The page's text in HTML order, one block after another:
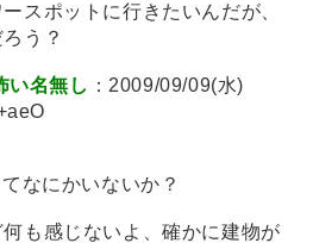
スポットに行きたいんだが、
う？
い名無し ：2009/09/09(水)
なにかいないか？
も感じないよ、確かに建物が